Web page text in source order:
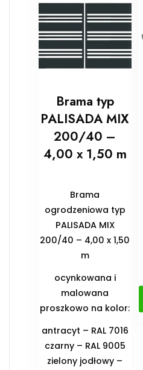
Brama typ
PALISADA MIX
200/40 –
4,00 x 1,50 m
Brama
ogrodzeniowa typ
PALISADA MIX
200/40 – 4,00 x 1,50
m
ocynkowana i
malowana
proszkowo na kolor:
antracyt – RAL 7016
czarny – RAL 9005
zielony jodłowy –